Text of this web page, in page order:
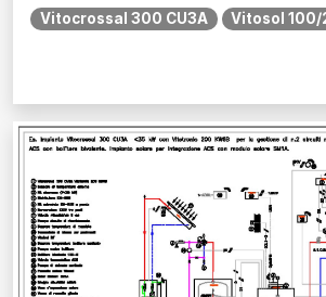
Vitocrossal 300 CU3A Vitosol 100/